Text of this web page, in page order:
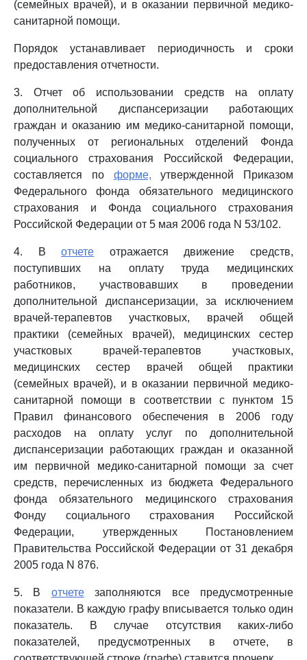
(семейных врачей), и в оказании первичной медико-
санитарной помощи.
Порядок устанавливает периодичность и сроки
предоставления отчетности.
3. Отчет об использовании средств на оплату
дополнительной диспансеризации работающих
граждан и оказанию им медико-санитарной помощи,
полученных от региональных отделений Фонда
социального страхования Российской Федерации,
составляется по форме, утвержденной Приказом
Федерального фонда обязательного медицинского
страхования и Фонда социального страхования
Российской Федерации от 5 мая 2006 года N 53/102.
4. Вотчете отражается движение средств,
поступивших на оплату труда медицинских
работников, участвовавших в проведении
дополнительной диспансеризации, за исключением
врачей-терапевтов участковых, врачей общей
практики (семейных врачей), медицинских сестер
участковых врачей-терапевтов участковых,
медицинских сестер врачей общей практики
(семейных врачей), и в оказании первичной медико-
санитарной помощи в соответствии с пунктом 15
Правил финансового обеспечения в 2006 году
расходов на оплату услуг по дополнительной
диспансеризации работающих граждан и оказанной
им первичной медико-санитарной помощи за счет
средств, перечисленных из бюджета Федерального
фонда обязательного медицинского страхования
Фонду социального страхования Российской
Федерации, утвержденных Постановлением
Правительства Российской Федерации от 31 декабря
2005 года N 876.
5. В отчетезаполняются все предусмотренные
показатели. В каждую графу вписывается только один
показатель. В случае отсутствия каких-либо
показателей, предусмотренных в отчете, в